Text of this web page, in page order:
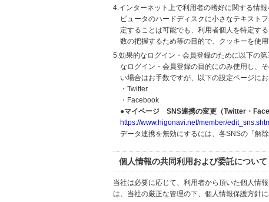
4.インターネット上で利用者の嗜好に関する情
ピュータのハードディスクに小さなテキスト
定することは可能でも、利用者個人を特定す
数の把握するため等の目的で、クッキーを使用
5.効果的なログイン・会員登録のために以下の
なログイン・会員登録の目的にのみ使用し、
い場合はお手数ですが、以下の設定ページに
・Twitter
・Facebook
●マイページ SNS連携の変更（Twitter・
https://www.higonavi.net/member/
データ連携を無効にするには、各SNSの「解
個人情報の共同利用および委託について
当社は必要に応じて、利用者から頂いた個人情
は、当社の厳正な管理の下、個人情報保護方針